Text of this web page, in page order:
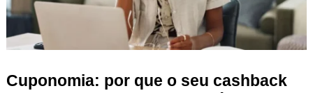
Cuponomia: por que o seu cashback